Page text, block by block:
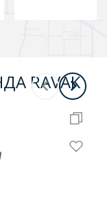
RAVAK